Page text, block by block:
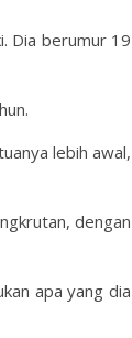
Dia berumur 19
lebih awal,
dengan
apa yang dia